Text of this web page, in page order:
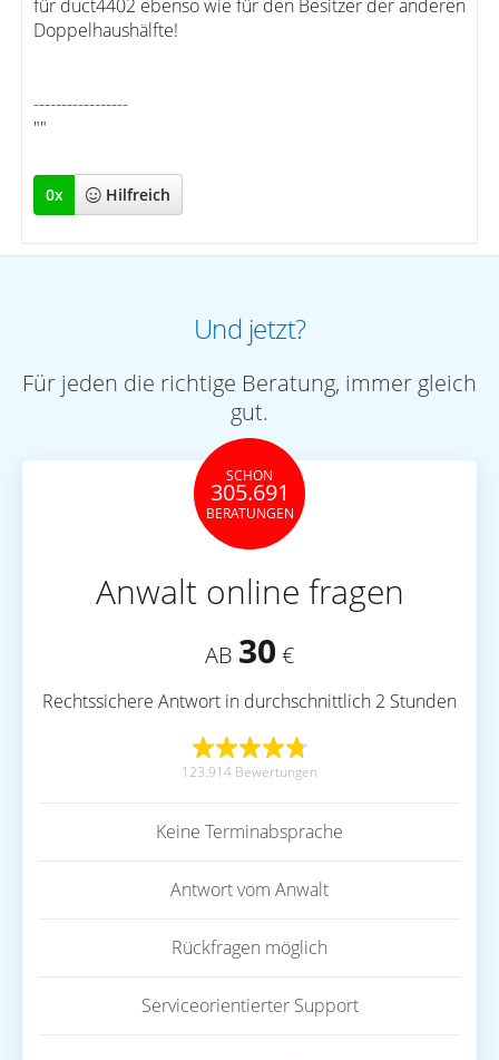
für duct4402 ebenso wie für den Besitzer der anderen
Doppelhaushälfte!
-----------------
""
0x Hilfreich
Und jetzt?
Für jeden die richtige Beratung, immer gleich
gut.
SCHON
305.691
BERATUNGEN
Anwalt online fragen
AB 30 €
Rechtssichere Antwort in durchschnittlich 2 Stunden
123.914 Bewertungen
Keine Terminabsprache
Antwort vom Anwalt
Rückfragen möglich
Serviceorientierter Support